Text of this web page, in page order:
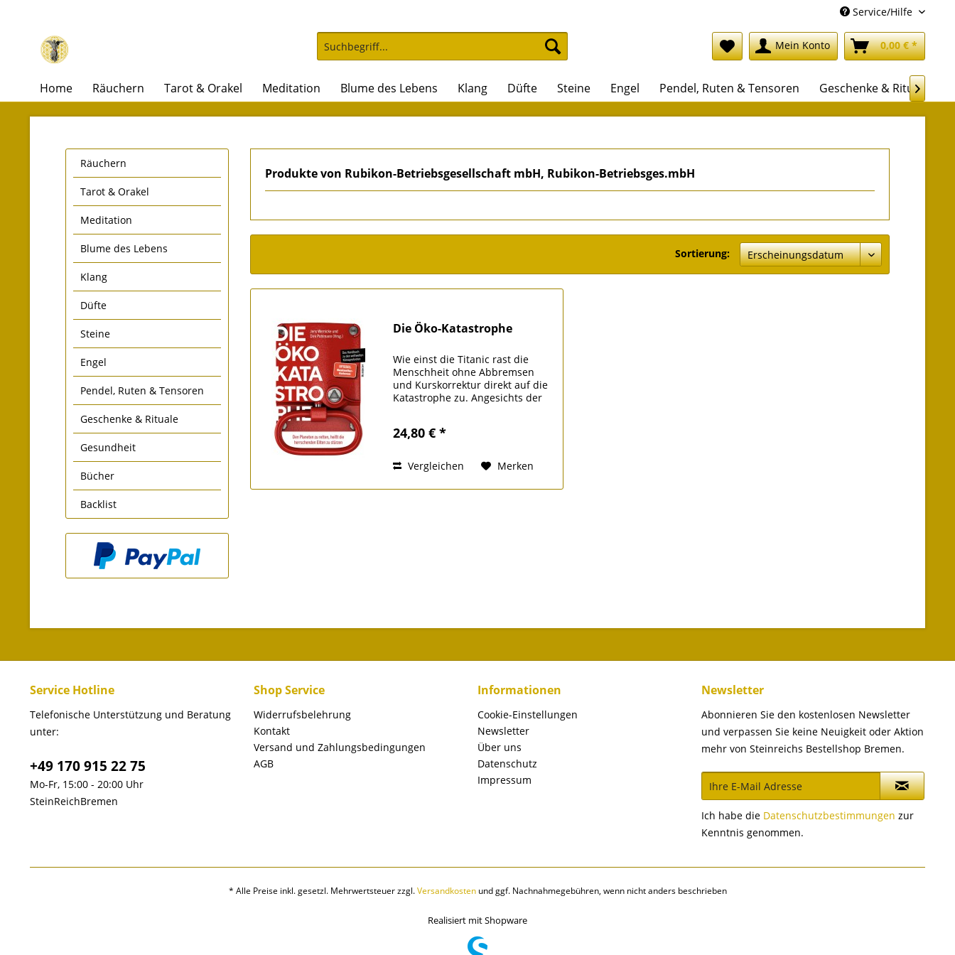
Service/Hilfe
Mein Konto 0,00 € *
Home Räuchern Tarot & Orakel Meditation Blume des Lebens Klang Düfte Steine Engel Pendel, Ruten & Tensoren Geschenke & Rituale

Räuchern
Tarot & Orakel
Meditation
Blume des Lebens
Klang
Düfte
Steine
Engel
Pendel, Ruten & Tensoren
Geschenke & Rituale
Gesundheit
Bücher
Backlist
Produkte von Rubikon-Betriebsgesellschaft mbH, Rubikon-Betriebsges.mbH
Sortierung:
Die Öko-Katastrophe
Wie einst die Titanic rast die
Menschheit ohne Abbremsen
und Kurskorrektur direkt auf die
Katastrophe zu. Angesichts der
Umweltzerstörung und globale
24,80 € *
Vergleichen Merken
Service Hotline
Telefonische Unterstützung und Beratung
unter:
+49 170 915 22 75
Mo-Fr, 15:00 - 20:00 Uhr
SteinReichBremen
Shop Service
Widerrufsbelehrung
Kontakt
Versand und Zahlungsbedingungen
AGB
Informationen
Cookie-Einstellungen
Newsletter
Über uns
Datenschutz
Impressum
Newsletter
Abonnieren Sie den kostenlosen Newsletter
und verpassen Sie keine Neuigkeit oder Aktion
mehr von Steinreichs Bestellshop Bremen.
Ich habe die Datenschutzbestimmungen zur
Kenntnis genommen.
* Alle Preise inkl. gesetzl. Mehrwertsteuer zzgl.Versandkostenund ggf. Nachnahmegebühren, wenn nicht anders beschrieben
Realisiert mit Shopware